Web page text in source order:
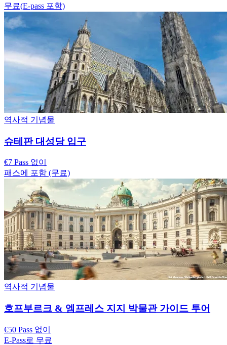
무료(E-pass 포함)
역사적 기념물
슈테판 대성당 입구
€7 Pass 없이
패스에 포함 (무료)
역사적 기념물
호프부르크 & 엠프레스 지지 박물관 가이드 투어
€50 Pass 없이
E-Pass로 무료